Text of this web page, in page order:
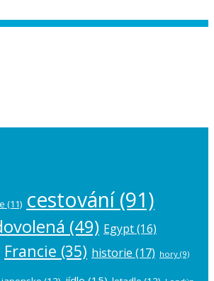
(11) cestování(91)
(49) Egypt(16)
Francie (35) historie (17) hory (9)